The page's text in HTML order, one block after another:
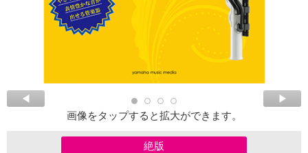
画像をタップすると拡大ができます。
絶版